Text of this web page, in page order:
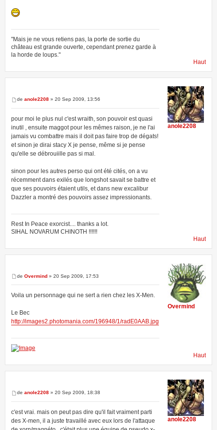
"Mais je ne vous retiens pas, la porte de sortie du
château est grande ouverte, cependant prenez garde à
la horde de loups."
Haut
de anole2208 » 20 Sep 2009, 13:56
pour moi le plus nul c'est wraith, son pouvoir est quasi
inutil , ensuite maggot pour les mêmes raison, je ne l'ai
jamais vu combattre mais il doit pas faire trop de dégats!
et sinon je dirai stacy X je pense, même si je pense
qu'elle se débrouiille pas si mal.
sinon pour les autres perso qui ont été cités, on a vu
récemment dans exilés que longshot savait se battre et
que ses pouvoirs étaient utils, et dans new excalibur
Dazzler a montré des pouvoirs assez impressionants.
Rest In Peace exorcist.... thanks a lot.
SIHAL NOVARUM CHINOTH !!!!!!
anole2208
Haut
de Overmind » 20 Sep 2009, 17:53
Voila un personnage qui ne sert a rien chez les X-Men.
Le Bec
http://images2.photomania.com/196948/1/radE0AAB.jpg
Overmind
Haut
de anole2208 » 20 Sep 2009, 18:38
c'est vrai. mais on peut pas dire qu'il fait vraiment parti
des X-men, il a juste travaillé avec eux lors de l'attaque
anole2208